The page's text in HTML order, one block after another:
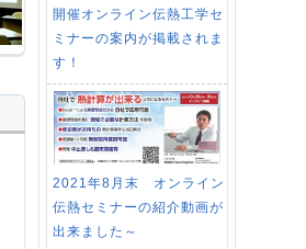
開催オンライン伝熱工学セ
ミナーの案内が掲載されま
す！
2021年8月末 オンライン
伝熱セミナーの紹介動画が
出来ました～